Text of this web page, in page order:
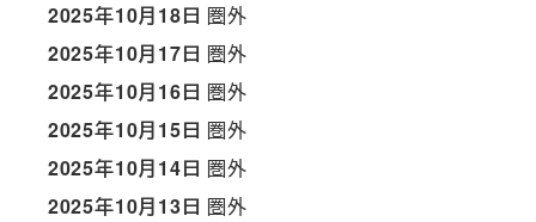
2025年10月18日 圏外
2025年10月17日 圏外
2025年10月16日 圏外
2025年10月15日 圏外
2025年10月14日 圏外
2025年10月13日 圏外